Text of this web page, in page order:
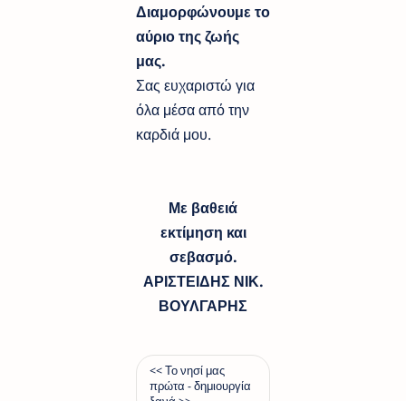
Διαμορφώνουμε το
αύριο της ζωής
μας.
Σας ευχαριστώ για
όλα μέσα από την
καρδιά μου.
Με βαθειά
εκτίμηση και
σεβασμό.
ΑΡΙΣΤΕΙΔΗΣ ΝΙΚ.
ΒΟΥΛΓΑΡΗΣ